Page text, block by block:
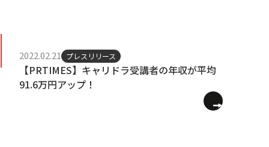
2022.02.21 プレスリリース
【PRTIMES】キャリドラ受講者の年収が平均
91.6万円アップ！